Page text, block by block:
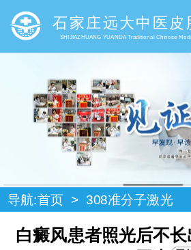
石家庄远大中医皮
SHIJIAZHUANG YUANDA Traditional Chinese
导航:首页 > 308准分子激光
白癜风患者照光后不